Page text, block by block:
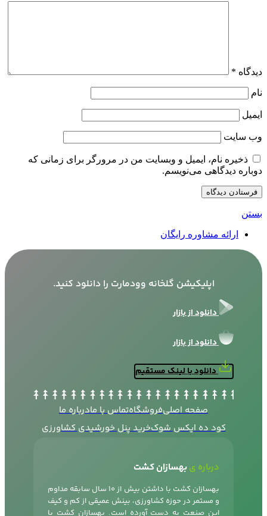
دیدگاه *
نام
ایمیل
وب‌ سایت
ذخیره نام، ایمیل و وبسایت من در مرورگر برای زمانی که
دوباره دیدگاهی می‌نویسم.
بستن
ارائه مشاوره رایگان
اپلیکیشن گلخانه وودمارت را دانلود کنید.
دانلود از بازار
دانلود از بازار
دانلود با لینک مستقیم
صفحه اصلیفروشگاهتماس با مادرباره ما
کود ده ایکس شوکخرید پنل خورشیدی کشاورزی
درباره یبهسازان کشت
بهسازان کشت با داشتن بیش از 10 سال سابقه مداوم
و مستمر در حوزه کشاورزی، بینش عمیقی از کم و کیف
این صنعت به دست آورده است. بهسازان کشت با